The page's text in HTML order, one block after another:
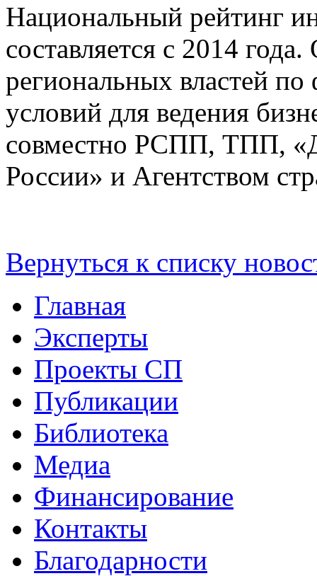
Национальный рейтинг
составляется с 2014
региональных властей
условий для ведения
совместно РСПП, ТПП,
России» и Агентством
Вернуться к списку
Главная
Эксперты
Проекты СП
Публикации
Библиотека
Медиа
Финансирование
Контакты
Благодарности